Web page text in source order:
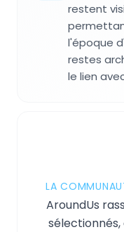
restent
l'époque
restes
le lien
LA
AroundUs